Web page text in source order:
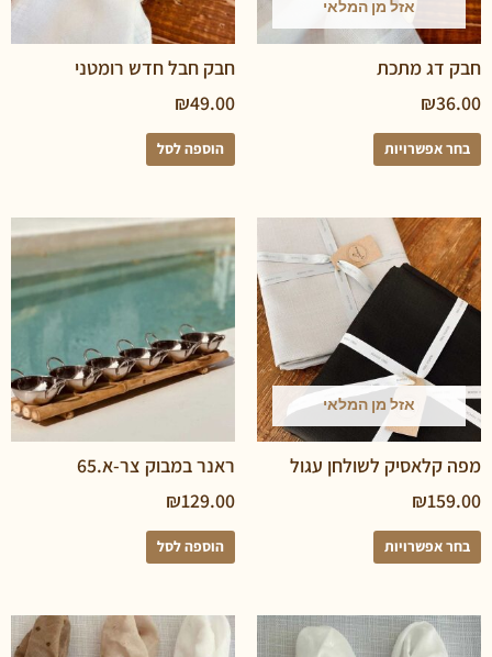
אזל מן המלאי
מתכת
₪
חבק חבל חדש רומטני
₪
הוספה לסל
אזל מן המלאי
לשולחן עגול
₪
ראנר במבוק צר-א.65
₪
הוספה לסל